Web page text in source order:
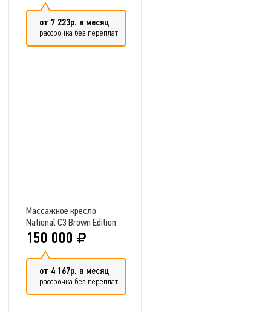
от 7 223р. в месяц
рассрочка без переплат
Массажное кресло
National C3 Brown Edition
150 000
от 4 167р. в месяц
рассрочка без переплат